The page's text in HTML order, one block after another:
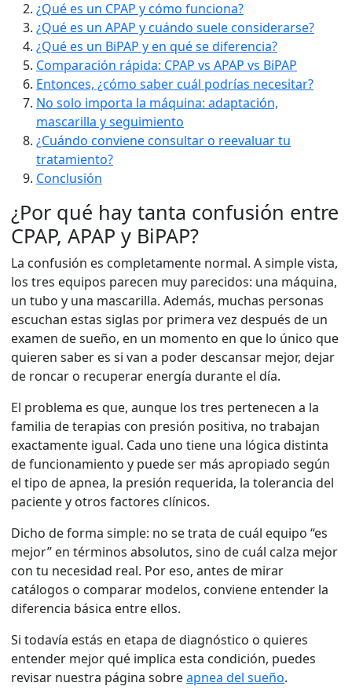
¿Qué es un CPAP y cómo funciona?
¿Qué es un APAP y cuándo suele considerarse?
¿Qué es un BiPAP y en qué se diferencia?
Comparación rápida: CPAP vs APAP vs BiPAP
Entonces, ¿cómo saber cuál podrías necesitar?
No solo importa la máquina: adaptación,
mascarilla y seguimiento
¿Cuándo conviene consultar o reevaluar tu
tratamiento?
Conclusión
¿Por qué hay tanta confusión entre
CPAP, APAP y BiPAP?
La confusión es completamente normal. A simple vista,
los tres equipos parecen muy parecidos: una máquina,
un tubo y una mascarilla. Además, muchas personas
escuchan estas siglas por primera vez después de un
examen de sueño, en un momento en que lo único que
quieren saber es si van a poder descansar mejor, dejar
de roncar o recuperar energía durante el día.
El problema es que, aunque los tres pertenecen a la
familia de terapias con presión positiva, no trabajan
exactamente igual. Cada uno tiene una lógica distinta
de funcionamiento y puede ser más apropiado según
el tipo de apnea, la presión requerida, la tolerancia del
paciente y otros factores clínicos.
Dicho de forma simple: no se trata de cuál equipo “es
mejor” en términos absolutos, sino de cuál calza mejor
con tu necesidad real. Por eso, antes de mirar
catálogos o comparar modelos, conviene entender la
diferencia básica entre ellos.
Si todavía estás en etapa de diagnóstico o quieres
entender mejor qué implica esta condición, puedes
revisar nuestra página sobreapnea del sueño.